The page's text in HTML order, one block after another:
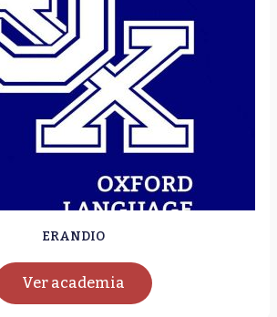
ERANDIO
Ver academia